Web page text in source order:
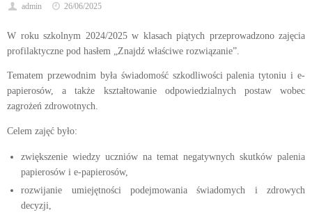
admin 26/06/2025
W roku szkolnym 2024/2025 w klasach piątych przeprowadzono zajęcia
profilaktyczne pod hasłem „Znajdź właściwe rozwiązanie”.
Tematem przewodnim była świadomość szkodliwości palenia tytoniu i e-
papierosów, a także kształtowanie odpowiedzialnych postaw wobec
zagrożeń zdrowotnych.
Celem zajęć było:
zwiększenie wiedzy uczniów na temat negatywnych skutków palenia
papierosów i e-papierosów,
rozwijanie umiejętności podejmowania świadomych i zdrowych
decyzji,